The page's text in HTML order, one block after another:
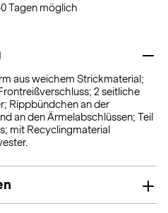
Tagen möglich
aus weichem Strickmaterial;
2 seitliche
Rippbündchen an der
an den Ärmelabschlüssen; Teil
mit Recyclingmaterial